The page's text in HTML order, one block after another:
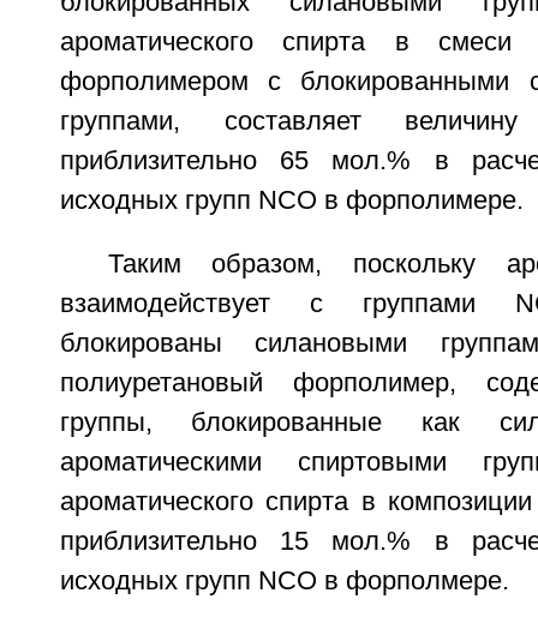
ароматического спирта в смеси
форполимером с блокированными
группами, составляет
приблизительно 65 мол.% в
исходных групп NCO в форполимере.
Таким образом, поскольку
взаимодействует с группами
блокированы силановыми
полиуретановый форполимер,
группы, блокированные как
ароматическими спиртовыми
ароматического спирта в
приблизительно 15 мол.% в
исходных групп NCO в форполмере.